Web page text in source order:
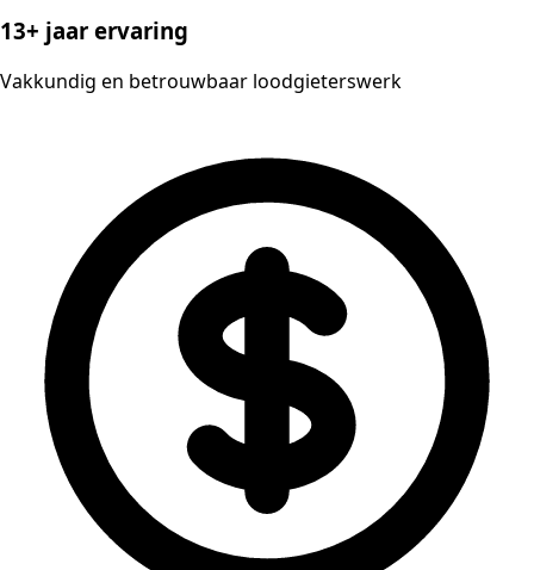
13+ jaar ervaring
Vakkundig en betrouwbaar loodgieterswerk